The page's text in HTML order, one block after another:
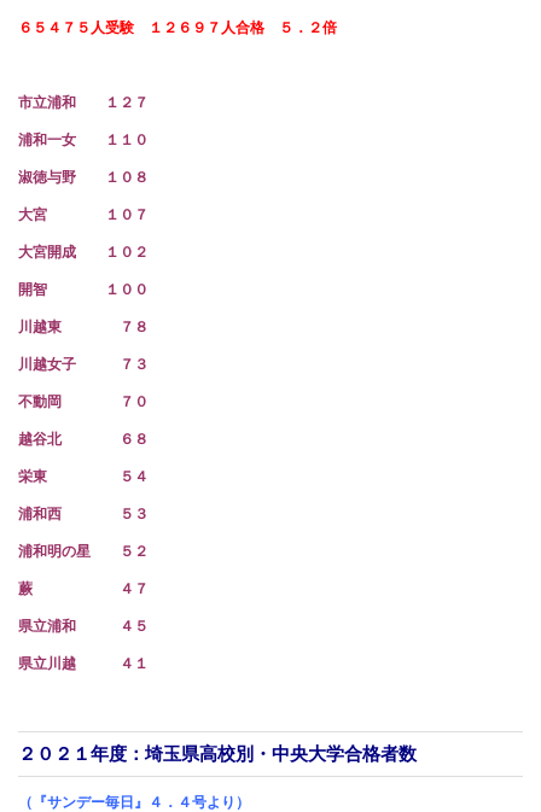
６５４７５人受験 １２６９７人合格 ５．２倍
市立浦和 １２７
浦和一女 １１０
淑徳与野 １０８
大宮 １０７
大宮開成 １０２
開智 １００
川越東 ７８
川越女子 ７３
不動岡 ７０
越谷北 ６８
栄東 ５４
浦和西 ５３
浦和明の星 ５２
蕨 ４７
県立浦和 ４５
県立川越 ４１
２０２１年度：埼玉県高校別・中央大学合格者数
（『サンデー毎日』４．４号より）